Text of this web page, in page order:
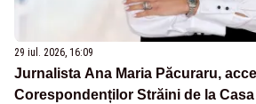
29 iul. 2026, 16:09
Jurnalista Ana Maria Păcuraru,
Corespondenților Străini de la